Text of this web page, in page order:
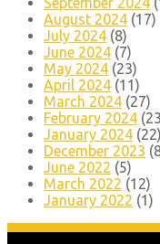
August 2024 (17)
July 2024 (8)
June 2024 (7)
May 2024 (23)
April 2024 (11)
March 2024 (27)
February 2024
January 2024 (22)
December 2023
June 2022 (5)
March 2022 (12)
January 2022 (1)